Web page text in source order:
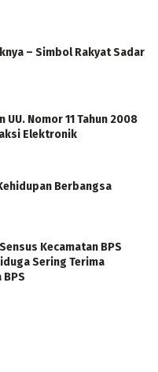
– Simbol Rakyat Sadar
UU. Nomor 11 Tahun 2008
Elektronik
Berbangsa
Kecamatan BPS
Sering Terima